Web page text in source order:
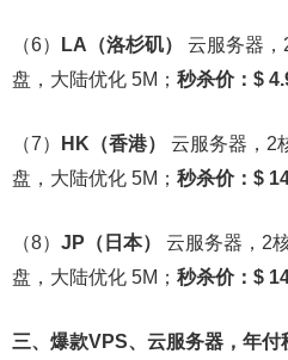
（6） LA （洛杉矶）
云服务器
盘，大陆优化 5M； 秒杀价：$
（7） HK （香港）
云服务器，2
盘，大陆优化 5M； 秒杀价：$
（8） JP （日本）
云服务器，2
盘，大陆优化 5M； 秒杀价：$
三、 爆款VPS、云服务器，年